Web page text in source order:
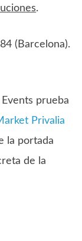
.
(Barcelona).
prueba
Privalia
la portada
de la